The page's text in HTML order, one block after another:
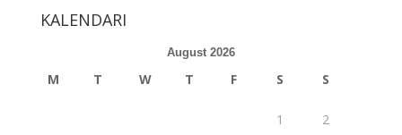
b er
KALENDARI
August 2026
M T W T F S S
1 2